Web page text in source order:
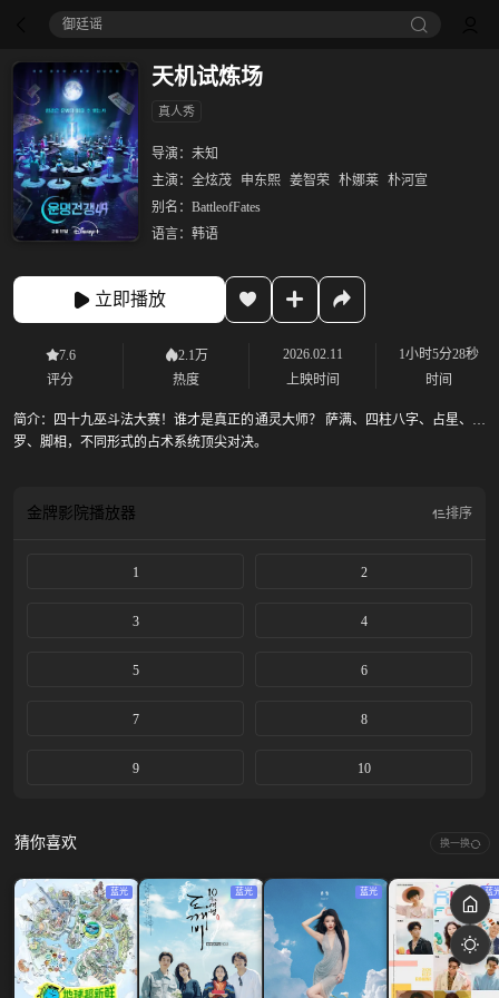
御廷谣‎
天机试炼场
真人秀
导演： 未知
主演： 全炫茂 申东熙 姜智荣 朴娜莱 朴河宣
别名： BattleofFates
语言： 韩语
立即播放
7.6
评分
2.1万
热度
2026.02.11
上映时间
1小时5分28秒
时间
简介：
四十九巫斗法大赛！谁才是真正的通灵大师？ 萨满、四柱八字、占星、塔
罗、脚相，不同形式的占术系统顶尖对决。
金牌影院播放器 排序
1 2
3 4
5 6
7 8
9 10
猜你喜欢 换一换
蓝光 蓝光 蓝光 蓝